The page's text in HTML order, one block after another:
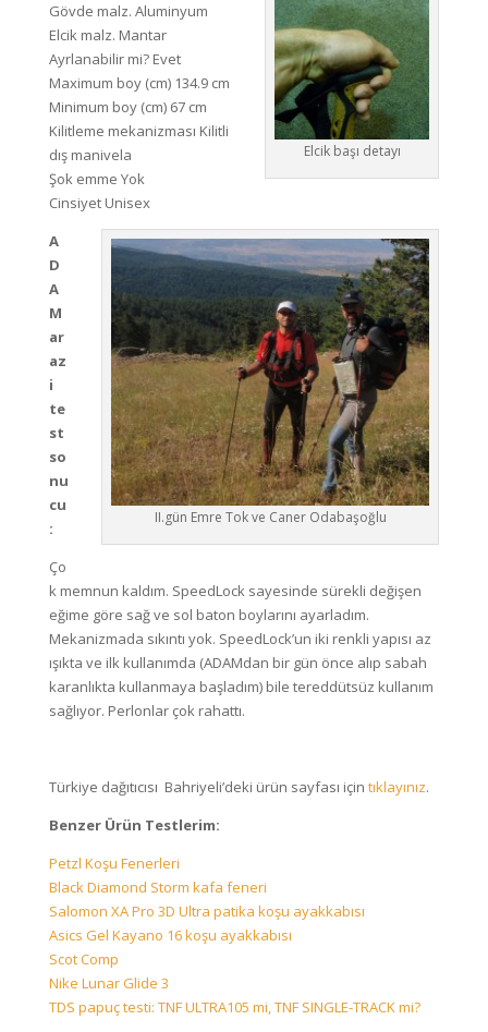
Elcik başı detayı
Gövde malz. Aluminyum
Elcik malz. Mantar
Ayrlanabilir mi? Evet
Maximum boy (cm) 134.9 cm
Minimum boy (cm) 67 cm
Kilitleme mekanizması Kilitli
dış manivela
Şok emme Yok
Cinsiyet Unisex
II.gün Emre Tok ve Caner Odabaşoğlu
A
D
A
M
ar
az
i
te
st
so
nu
cu
:
Ço
k memnun kaldım. SpeedLock sayesinde sürekli değişen
eğime göre sağ ve sol baton boylarını ayarladım.
Mekanizmada sıkıntı yok. SpeedLock’un iki renkli yapısı az
ışıkta ve ilk kullanımda (ADAMdan bir gün önce alıp sabah
karanlıkta kullanmaya başladım) bile tereddütsüz kullanım
sağlıyor. Perlonlar çok rahattı.
Türkiye dağıtıcısı Bahriyeli’deki ürün sayfası için tıklayınız.
Benzer Ürün Testlerim:
Petzl Koşu Fenerleri
Black Diamond Storm kafa feneri
Salomon XA Pro 3D Ultra patika koşu ayakkabısı
Asics Gel Kayano 16 koşu ayakkabısı
Scot Comp
Nike Lunar Glide 3
TDS papuç testi: TNF ULTRA105 mi, TNF SINGLE-TRACK mi?